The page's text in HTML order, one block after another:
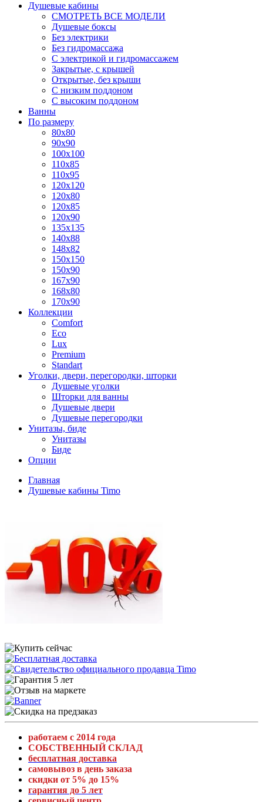
Душевые кабины
СМОТРЕТЬ ВСЕ МОДЕЛИ
Душевые боксы
Без электрики
Без гидромассажа
С электрикой и гидромассажем
Закрытые, с крышей
Открытые, без крыши
С низким поддоном
С высоким поддоном
Ванны
По размеру
80x80
90x90
100x100
110x85
110x95
120x120
120x80
120x85
120x90
135x135
140x88
148x82
150x150
150x90
167x90
168x80
170x90
Коллекции
Comfort
Eco
Lux
Premium
Standart
Уголки, двери, перегородки, шторки
Душевые уголки
Шторки для ванны
Душевые двери
Душевые перегородки
Унитазы, биде
Унитазы
Биде
Опции
Главная
Душевые кабины Timo
работаем с 2014 года
СОБСТВЕННЫЙ СКЛАД
бесплатная доставка
самовывоз в день заказа
скидки от 5% до 15%
гарантия до 5 лет